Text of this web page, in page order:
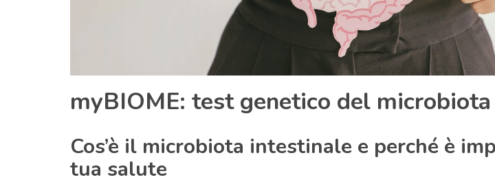
myBIOME: test genetico del
Cos’è il microbiota intestinale e perché è
tua salute